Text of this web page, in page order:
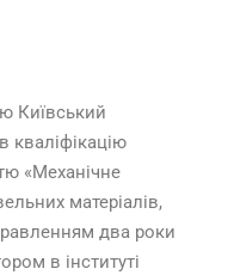
Київський
кваліфікацію
«Механічне
матеріалів,
два роки
в інституті